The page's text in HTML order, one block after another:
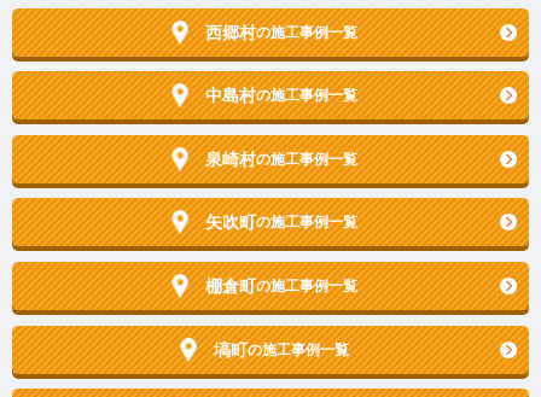
西郷村の施工事例一覧
中島村の施工事例一覧
泉崎村の施工事例一覧
矢吹町の施工事例一覧
棚倉町の施工事例一覧
塙町の施工事例一覧